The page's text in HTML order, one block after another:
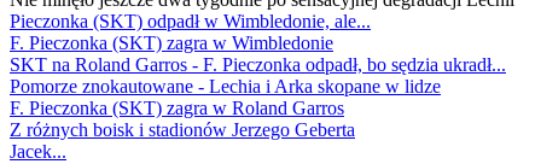
Pieczonka (SKT) odpadł w Wimbledonie, ale...
F. Pieczonka (SKT) zagra w Wimbledonie
SKT na Roland Garros - F. Pieczonka odpadł, bo sędzia ukradł...
Pomorze znokautowane - Lechia i Arka skopane w lidze
F. Pieczonka (SKT) zagra w Roland Garros
Z różnych boisk i stadionów Jerzego Geberta
Jacek...